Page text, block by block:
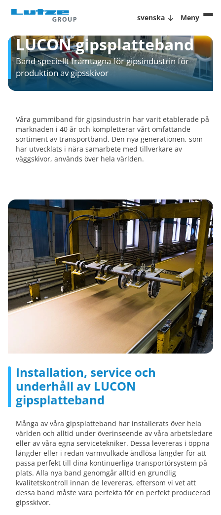
svenska Meny
LUCON gipsplatteband
Band speciellt framtagna för gipsindustrin för
produktion av gipsskivor
Våra gummiband för gipsindustrin har varit etablerade på
marknaden i 40 år och kompletterar vårt omfattande
sortiment av transportband. Den nya generationen, som
har utvecklats i nära samarbete med tillverkare av
väggskivor, används över hela världen.
Installation, service och
underhåll av LUCON
gipsplatteband
Många av våra gipsplatteband har installerats över hela
världen och alltid under överinseende av våra arbetsledare
eller av våra egna servicetekniker. Dessa levereras i öppna
längder eller i redan varmvulkade ändlösa längder för att
passa perfekt till dina kontinuerliga transportörsystem på
plats. Alla nya band genomgår alltid en grundlig
kvalitetskontroll innan de levereras, eftersom vi vet att
dessa band måste vara perfekta för en perfekt producerad
gipsskivor.